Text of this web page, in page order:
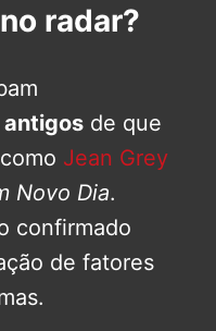
radar?
antigos de que
Jean Grey
Novo Dia.
confirmado
de fatores